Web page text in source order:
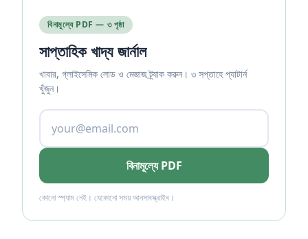
বিনামূল্যে PDF — ৩ পৃষ্ঠা
সাপ্তাহিক খাদ্য জার্নাল
খাবার, গ্লাইসেমিক লোড ও মেজাজ ট্র্যাক করুন। ৩ সপ্তাহে প্যাটার্ন
খুঁজুন।
বিনামূল্যে PDF
কোনো স্প্যাম নেই। যেকোনো সময় আনসাবস্ক্রাইব।